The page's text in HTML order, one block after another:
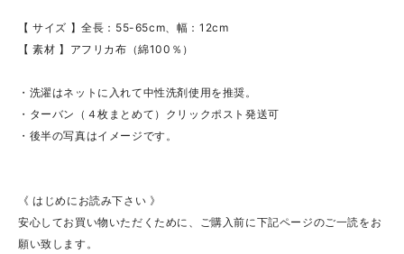
【 サイズ 】全長：55-65cm、幅：12cm
【 素材 】アフリカ布（綿100％）
・洗濯はネットに入れて中性洗剤使用を推奨。
・ターバン（４枚まとめて）クリックポスト発送可
・後半の写真はイメージです。
《 はじめにお読み下さい 》
安心してお買い物いただくために、ご購入前に下記ページのご一読をお
願い致します。